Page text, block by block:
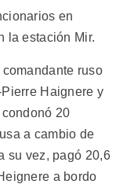
en
la estación Mir.
ruso
Haignere y
20
a cambio de
su vez, pagó 20,6
a bordo